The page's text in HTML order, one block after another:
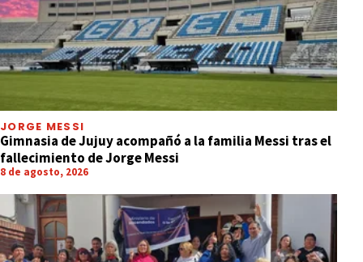
JORGE MESSI
Gimnasia de Jujuy acompañó a la familia Messi tras el
fallecimiento de Jorge Messi
8 de agosto, 2026